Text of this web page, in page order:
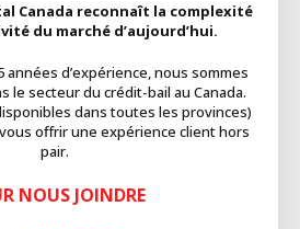
Canada reconnaît la complexité
du marché d’aujourd’hui.
années d’expérience, nous sommes
le secteur du crédit-bail au Canada.
dans toutes les provinces)
offrir une expérience client hors
pair.
NOUS JOINDRE